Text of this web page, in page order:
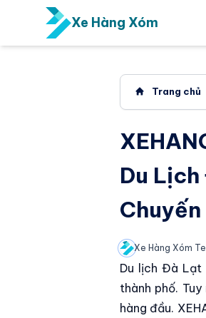
Xe Hàng Xóm
Trang chủ
Du
Xe Hàng Xóm
Du lịch Đà Lạt
thành phố.
hàng đầu.